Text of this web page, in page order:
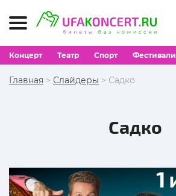
Концерт Театр Спорт Фестивали
Главная > Слайдеры > Садко
Садко